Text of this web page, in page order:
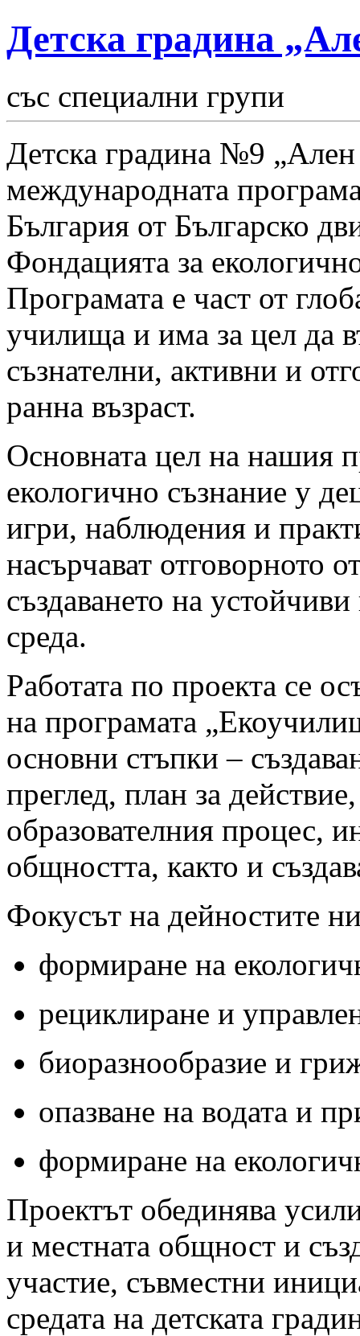
Детска градина
със специални групи
Детска градина №9
международната
България от Българско
Фондацията за
Програмата е част от
училища и има за цел да
съзнателни, активни и
ранна възраст.
Основната цел на нашия
екологично съзнание у
игри, наблюдения и
насърчават отговорното
създаването на
среда.
Работата по проекта се
на програмата
основни стъпки –
преглед, план за
образователния процес,
общността, както и
Фокусът на дейностите
формиране на
рециклиране и
биоразнообразие и
опазване на водата и
формиране на
Проектът обединява
и местната общност и
участие, съвместни
средата на детската